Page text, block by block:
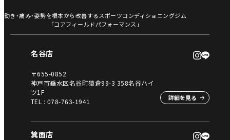
動き・痛み・姿勢を根本から改善するスポーツコンディショニングジム
「コアフィールドパフォーマンス」
名谷店
〒655-0852
神戸市垂水区名谷町猿倉99-3 358名谷ハイ
ツ1F
TEL : 078-763-1941 詳細を見る
箕面店